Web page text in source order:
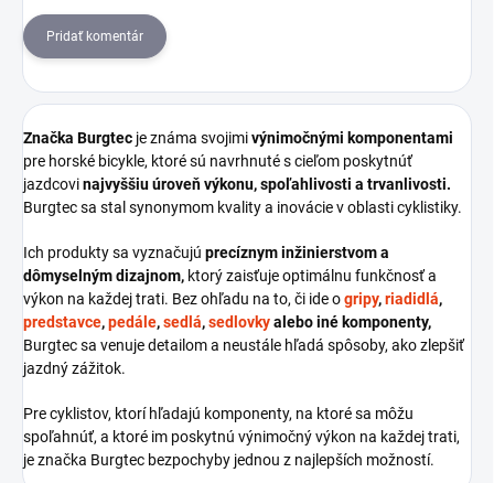
Pridať komentár
Značka Burgtec je známa svojimivýnimočnými komponentami
pre horské bicykle, ktoré sú navrhnuté s cieľom poskytnúť
jazdcovinajvyššiu úroveň výkonu, spoľahlivosti a trvanlivosti.
Burgtec sa stal synonymom kvality a inovácie v oblasti cyklistiky.
Ich produkty sa vyznačujú precíznym inžinierstvom a
dômyselným dizajnom, ktorý zaisťuje optimálnu funkčnosť a
výkon na každej trati. Bez ohľadu na to, či ide ogripy,riadidlá,
predstavce,pedále,sedlá,sedlovkyalebo iné komponenty,
Burgtec sa venuje detailom a neustále hľadá spôsoby, ako zlepšiť
jazdný zážitok.
Pre cyklistov, ktorí hľadajú komponenty, na ktoré sa môžu
spoľahnúť, a ktoré im poskytnú výnimočný výkon na každej trati,
je značka Burgtec bezpochyby jednou z najlepších možností.